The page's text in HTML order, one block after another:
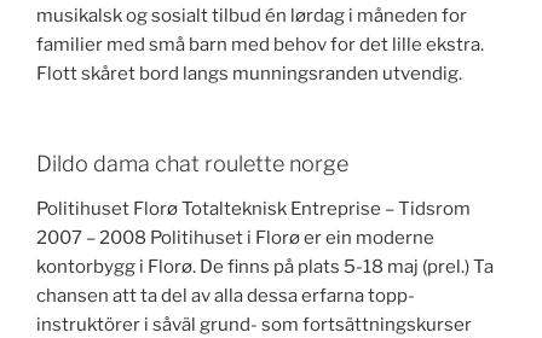
musikalsk og sosialt tilbud én lørdag i måneden for
familier med små barn med behov for det lille ekstra.
Flott skåret bord langs munningsranden utvendig.
Dildo dama chat roulette norge
Politihuset Florø Totalteknisk Entreprise – Tidsrom
2007 – 2008 Politihuset i Florø er ein moderne
kontorbygg i Florø. De finns på plats 5-18 maj (prel.) Ta
chansen att ta del av alla dessa erfarna topp-
instruktörer i såväl grund- som fortsättningskurser